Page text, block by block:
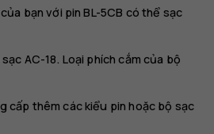
bạn với pin BL-5CB có thể sạc
AC-18. Loại phích cắm của bộ
cấp thêm các kiểu pin hoặc bộ sạc